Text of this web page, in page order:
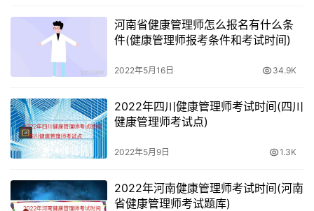
要注意的是选项中语气十分绝对的，往往都是错误的，选择
确或一定是等，这些十分绝对的语句在学术界本来就不科
学。
几道题的答案一般不是同一个选项备选答案在前面，同时几
案。如果出现连续几个题的答案都一样要注意，答题的时
河南省健康管理师怎么报名有什么条
件(健康管理师报考条件和考试时间)
2022年5月16日 34.9K
2022年四川健康管理师考试时间(四川
健康管理师考试点)
2022年5月9日 1.3K
2022年河南健康管理师考试时间(河南
省健康管理师考试题库)